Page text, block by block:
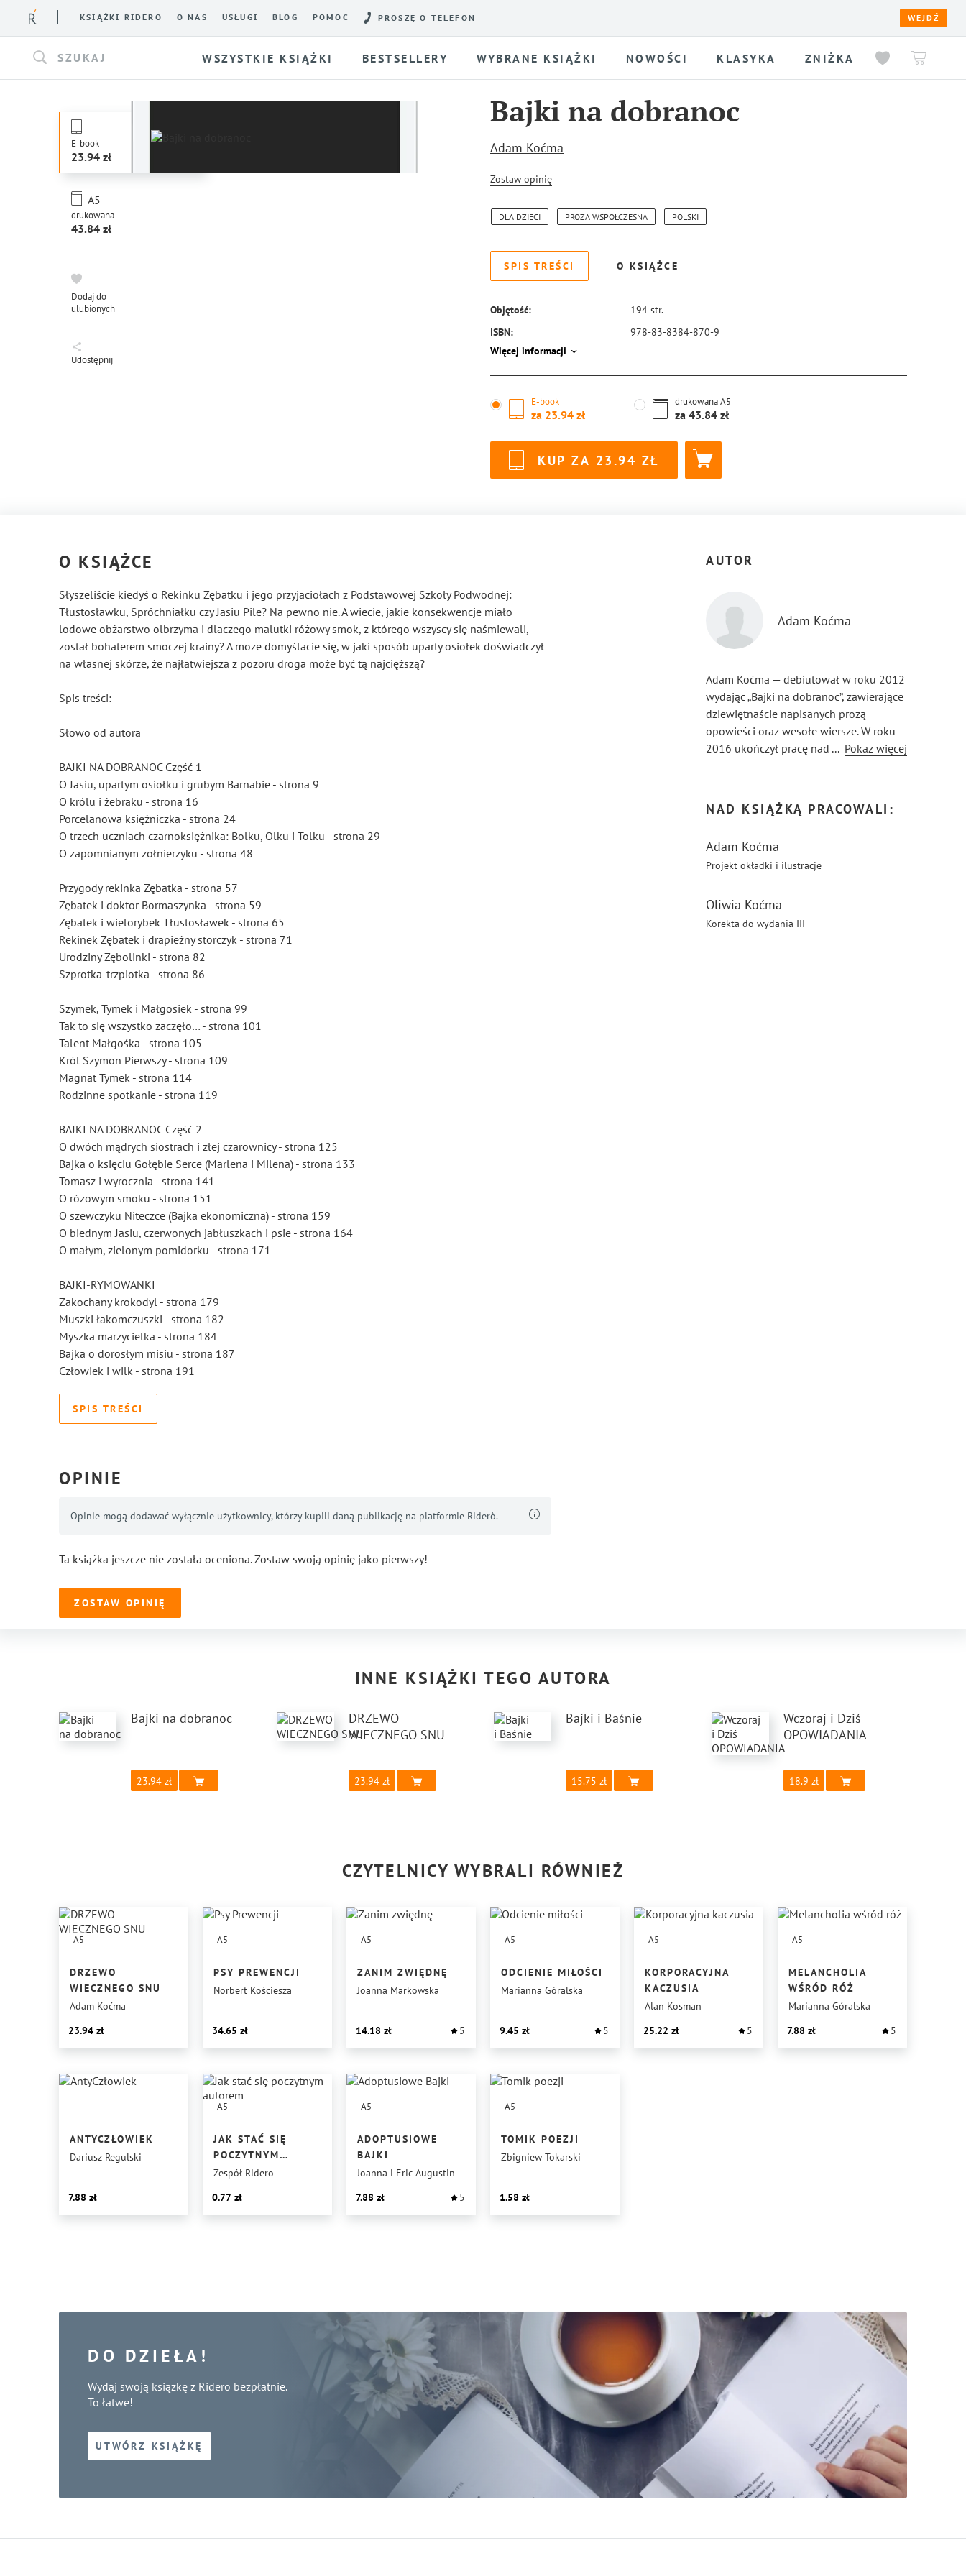
KSIĄŻKI RIDERO O NAS USŁUGI BLOG POMOC PROSZĘ O TELEFON WEJDŹ
SZUKAJ WSZYSTKIE KSIĄŻKI BESTSELLERY WYBRANE KSIĄŻKI NOWOŚCI KLASYKA ZNIŻKA
E-book
23.94
drukowana
A5
43.84
Dodaj do
ulubionych
Udostępnij
Bajki na dobranoc
Adam Koćma
Zostaw opinię
DLA DZIECI PROZA WSPÓŁCZESNA POLSKI
SPIS TREŚCI O KSIĄŻCE
Objętość: 194 str.
ISBN:
978-83-8384-870-9
Więcej informacji
E-book
za 23.94
drukowanaA5
za 43.84
KUP ZA 23.94
O KSIĄŻCE
Słyszeliście kiedyś o Rekinku Zębatku i jego przyjaciołach z Podstawowej Szkoły Podwodnej:
Tłustosławku, Spróchniałku czy Jasiu Pile? Na pewno nie. A wiecie, jakie konsekwencje miało
lodowe obżarstwo olbrzyma i dlaczego malutki różowy smok, z którego wszyscy się naśmiewali,
został bohaterem smoczej krainy? A może domyślacie się, w jaki sposób uparty osiołek doświadczył
na własnej skórze, że najłatwiejsza z pozoru droga może być tą najcięższą?
Spis treści:
Słowo od autora
BAJKI NA DOBRANOC Część 1
O Jasiu, upartym osiołku i grubym Barnabie - strona 9
O królu i żebraku - strona 16
Porcelanowa księżniczka - strona 24
O trzech uczniach czarnoksiężnika: Bolku, Olku i Tolku - strona 29
O zapomnianym żołnierzyku - strona 48
Przygody rekinka Zębatka - strona 57
Zębatek i doktor Bormaszynka - strona 59
Zębatek i wielorybek Tłustosławek - strona 65
Rekinek Zębatek i drapieżny storczyk - strona 71
Urodziny Zębolinki - strona 82
Szprotka-trzpiotka - strona 86
Szymek, Tymek i Małgosiek - strona 99
Tak to się wszystko zaczęło… - strona 101
Talent Małgośka - strona 105
Król Szymon Pierwszy - strona 109
Magnat Tymek - strona 114
Rodzinne spotkanie - strona 119
BAJKI NA DOBRANOC Część 2
O dwóch mądrych siostrach i złej czarownicy - strona 125
Bajka o księciu Gołębie Serce (Marlena i Milena) - strona 133
Tomasz i wyrocznia - strona 141
O różowym smoku - strona 151
O szewczyku Niteczce (Bajka ekonomiczna) - strona 159
O biednym Jasiu, czerwonych jabłuszkach i psie - strona 164
O małym, zielonym pomidorku - strona 171
BAJKI-RYMOWANKI
Zakochany krokodyl - strona 179
Muszki łakomczuszki - strona 182
Myszka marzycielka - strona 184
Bajka o dorosłym misiu - strona 187
Człowiek i wilk - strona 191
SPIS TREŚCI
OPINIE
Opinie mogą dodawać wyłącznie użytkownicy, którzy kupili daną publikację na platformie Riderò.
Ta książka jeszcze nie została oceniona. Zostaw swoją opinię jako pierwszy!
ZOSTAW OPINIĘ
AUTOR
Adam Koćma
Adam Koćma — debiutował w roku 2012
wydając „Bajki na dobranoc”, zawierające
dziewiętnaście napisanych prozą
opowieści oraz wesołe wiersze. W roku
2016 ukończył pracę nad kolejną
i najmniejszych”. W roku 2019 światło
dzienne ujrzał jego pierwszy zbiór
czytelnicy, zatytułowany „Wczoraj i Dziś”.
W roku 2021 autor ukończył powieść
... Pokaż więcej
NAD KSIĄŻKĄ PRACOWALI:
Adam Koćma
Projekt okładki i ilustracje
Oliwia Koćma
Korekta do wydania III
INNE KSIĄŻKI TEGO AUTORA
Bajki na dobranoc
23.94
DRZEWO
WIECZNEGO SNU
23.94
Bajki i Baśnie
15.75
Wczoraj i Dziś
OPOWIADANIA
18.9
CZYTELNICY WYBRALI RÓWNIEŻ
A5
DRZEWO
WIECZNEGO SNU
Adam Koćma
23.94
A5
PSY PREWENCJI
Norbert Kościesza
34.65
A5
ZANIM ZWIĘDNĘ
Joanna Markowska
14.18 5
A5
ODCIENIE MIŁOŚCI
Marianna Góralska
9.45 5
A5
KORPORACYJNA
KACZUSIA
Alan Kosman
25.22
5
A5
MELANCHOLIA
WŚRÓD RÓŻ
Marianna Góralska
7.88
5
ANTYCZŁOWIEK
Dariusz Regulski
7.88
A5
JAK STAĆ SIĘ
POCZYTNYM
AUTOREM
Zespół Ridero
0.77
A5
ADOPTUSIOWE
BAJKI
Joanna i Eric Augustin
7.88
5
A5
TOMIK POEZJI
Zbigniew Tokarski
1.58
DO DZIEŁA!
Wydaj swoją książkę z Ridero bezpłatnie.
To łatwe!
UTWÓRZ KSIĄŻKĘ